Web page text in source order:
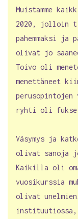
Muistamme
2020, jolloin
pahemmaksi ja
olivat jo
Toivo oli
menettäneet
ryhti oli
Väsymys ja
olivat sanoja
Kaikilla oli
vuosikurssia
olivat